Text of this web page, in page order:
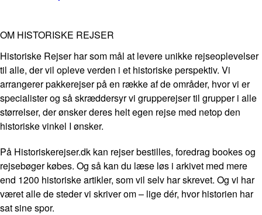
OM HISTORISKE REJSER
Historiske Rejser har som mål at levere unikke rejseoplevelser
til alle, der vil opleve verden i et historiske perspektiv. Vi
arrangerer pakkerejser på en række af de områder, hvor vi er
specialister og så skræddersyr vi grupperejser til grupper i alle
størrelser, der ønsker deres helt egen rejse med netop den
historiske vinkel I ønsker.
På Historiskerejser.dk kan rejser bestilles, foredrag bookes og
rejsebøger købes. Og så kan du læse løs i arkivet med mere
end 1200 historiske artikler, som vil selv har skrevet. Og vi har
været alle de steder vi skriver om – lige dér, hvor historien har
sat sine spor.